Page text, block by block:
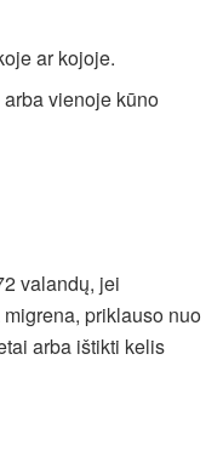
ar kojoje.
vienoje kūno
valandų, jei
priklauso nuo
arba ištikti kelis